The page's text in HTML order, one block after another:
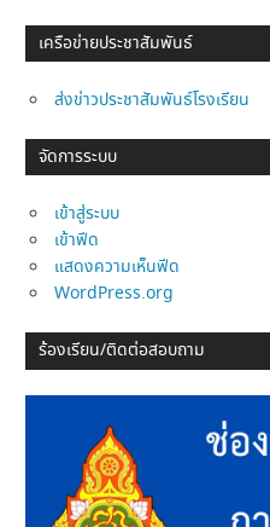
เครือข่ายประชาสัมพันธ์
ส่งข่าวประชาสัมพันธ์โรงเรียน
จัดการระบบ
เข้าสู่ระบบ
เข้าฟีด
แสดงความเห็นฟีด
WordPress.org
ร้องเรียน/ติดต่อสอบถาม